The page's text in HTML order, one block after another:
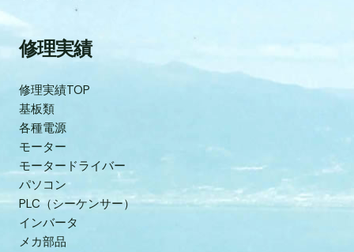
修理実績
修理実績TOP
基板類
各種電源
モーター
モータードライバー
パソコン
PLC（シーケンサー）
インバータ
メカ部品